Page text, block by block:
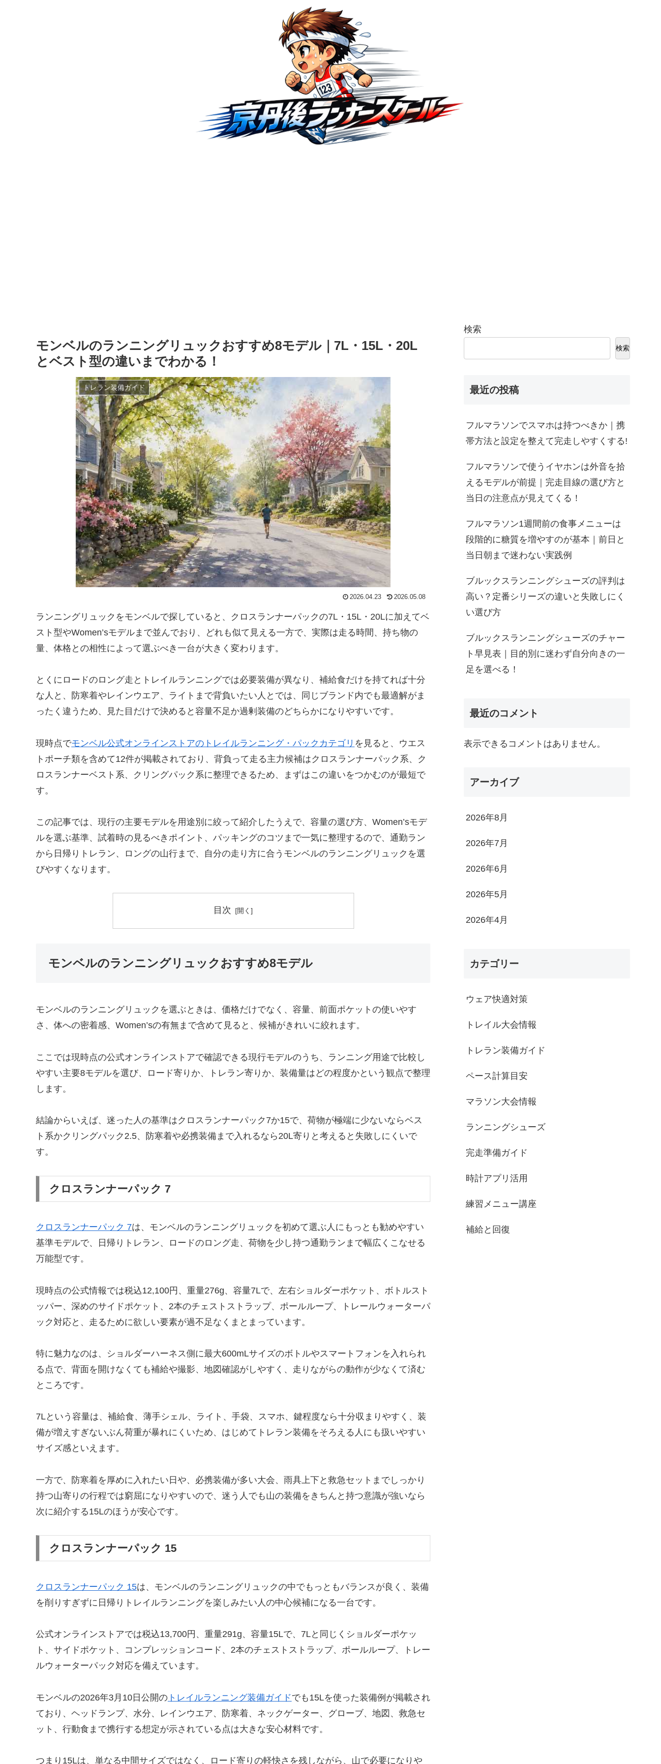
モンベルのランニングリュックおすすめ8モデル｜7L・15L・20L
とベスト型の違いまでわかる！
トレラン装備ガイド
2026.04.23 2026.05.08
ランニングリュックをモンベルで探していると、クロスランナーパックの7L・15L・20Lに加えてベ
スト型やWomen’sモデルまで並んでおり、どれも似て見える一方で、実際は走る時間、持ち物の
量、体格との相性によって選ぶべき一台が大きく変わります。
とくにロードのロング走とトレイルランニングでは必要装備が異なり、補給食だけを持てれば十分
な人と、防寒着やレインウエア、ライトまで背負いたい人とでは、同じブランド内でも最適解がま
ったく違うため、見た目だけで決めると容量不足か過剰装備のどちらかになりやすいです。
現時点でモンベル公式オンラインストアのトレイルランニング・パックカテゴリ を見ると、ウエス
トポーチ類を含めて12件が掲載されており、背負って走る主力候補はクロスランナーパック系、ク
ロスランナーベスト系、クリングパック系に整理できるため、まずはこの違いをつかむのが最短で
す。
この記事では、現行の主要モデルを用途別に絞って紹介したうえで、容量の選び方、Women’sモデ
ルを選ぶ基準、試着時の見るべきポイント、パッキングのコツまで一気に整理するので、通勤ラン
から日帰りトレラン、ロングの山行まで、自分の走り方に合うモンベルのランニングリュックを選
びやすくなります。
目次
モンベルのランニングリュックおすすめ8モデル
モンベルのランニングリュックを選ぶときは、価格だけでなく、容量、前面ポケットの使いやす
さ、体への密着感、Women’sの有無まで含めて見ると、候補がきれいに絞れます。
ここでは現時点の公式オンラインストアで確認できる現行モデルのうち、ランニング用途で比較し
やすい主要8モデルを選び、ロード寄りか、トレラン寄りか、装備量はどの程度かという観点で整理
します。
結論からいえば、迷った人の基準はクロスランナーパック7か15で、荷物が極端に少ないならベス
ト系かクリングパック2.5、防寒着や必携装備まで入れるなら20L寄りと考えると失敗しにくいで
す。
クロスランナーパック 7
クロスランナーパック 7は、モンベルのランニングリュックを初めて選ぶ人にもっとも勧めやすい
基準モデルで、日帰りトレラン、ロードのロング走、荷物を少し持つ通勤ランまで幅広くこなせる
万能型です。
現時点の公式情報では税込12,100円、重量276g、容量7Lで、左右ショルダーポケット、ボトルスト
ッパー、深めのサイドポケット、2本のチェストストラップ、ポールループ、トレールウォーターパ
ック対応と、走るために欲しい要素が過不足なくまとまっています。
特に魅力なのは、ショルダーハーネス側に最大600mLサイズのボトルやスマートフォンを入れられ
る点で、背面を開けなくても補給や撮影、地図確認がしやすく、走りながらの動作が少なくて済む
ところです。
7Lという容量は、補給食、薄手シェル、ライト、手袋、スマホ、鍵程度なら十分収まりやすく、装
備が増えすぎないぶん荷重が暴れにくいため、はじめてトレラン装備をそろえる人にも扱いやすい
サイズ感といえます。
一方で、防寒着を厚めに入れたい日や、必携装備が多い大会、雨具上下と救急セットまでしっかり
持つ山寄りの行程では窮屈になりやすいので、迷う人でも山の装備をきちんと持つ意識が強いなら
次に紹介する15Lのほうが安心です。
クロスランナーパック 15
クロスランナーパック 15は、モンベルのランニングリュックの中でもっともバランスが良く、装備
を削りすぎずに日帰りトレイルランニングを楽しみたい人の中心候補になる一台です。
公式オンラインストアでは税込13,700円、重量291g、容量15Lで、7Lと同じくショルダーポケッ
ト、サイドポケット、コンプレッションコード、2本のチェストストラップ、ポールループ、トレー
ルウォーターパック対応を備えています。
モンベルの2026年3月10日公開の トレイルランニング装備ガイドでも15Lを使った装備例が掲載され
ており、ヘッドランプ、水分、レインウエア、防寒着、ネックゲーター、グローブ、地図、救急セ
ット、行動食まで携行する想定が示されている点は大きな安心材料です。
つまり15Lは、単なる中間サイズではなく、ロード寄りの軽快さを残しながら、山で必要になりや
検索
検索
最近の投稿
フルマラソンでスマホは持つべきか｜携
帯方法と設定を整えて完走しやすくする!
フルマラソンで使うイヤホンは外音を拾
えるモデルが前提｜完走目線の選び方と
当日の注意点が見えてくる！
フルマラソン1週間前の食事メニューは
段階的に糖質を増やすのが基本｜前日と
当日朝まで迷わない実践例
ブルックスランニングシューズの評判は
高い？定番シリーズの違いと失敗しにく
い選び方
ブルックスランニングシューズのチャー
ト早見表｜目的別に迷わず自分向きの一
足を選べる！
最近のコメント
表示できるコメントはありません。
アーカイブ
2026年8月
2026年7月
2026年6月
2026年5月
2026年4月
カテゴリー
ウェア快適対策
トレイル大会情報
トレラン装備ガイド
ペース計算目安
マラソン大会情報
ランニングシューズ
完走準備ガイド
時計アプリ活用
練習メニュー講座
補給と回復